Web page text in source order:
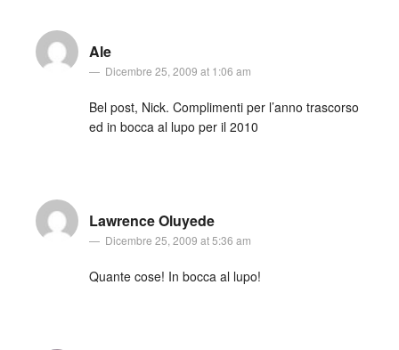
Ale
Dicembre 25, 2009 at 1:06 am
Bel post, Nick. Complimenti per l’anno trascorso
ed in bocca al lupo per il 2010
Lawrence Oluyede
Dicembre 25, 2009 at 5:36 am
Quante cose! In bocca al lupo!